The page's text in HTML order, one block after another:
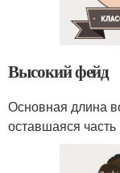
Высокий фейд
Основная длина
оставшаяся